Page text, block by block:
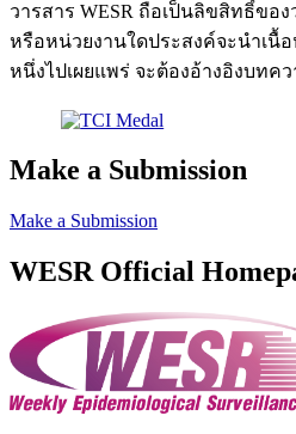
วารสาร WESR ถือเป็นลิขสิทธิ์ขอ
หรือหน่วยงานใดประสงค์จะนำเนื้
หนึ่งไปเผยแพร่ จะต้องอ้างอิงบทค
Make a Submission
Make a Submission
WESR Official